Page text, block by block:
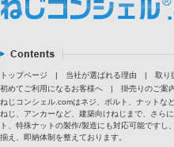
トップページ | 当社が選ばれる理由 | 取り
初めてご利用になるお客様へ
| 掛売りのご案
ねじコンシェル.comはネジ、ボルト、ナットな
ねじ、アンカーなど、建築向けねじまで、さら
ト、特殊ナットの製作/製造にも対応可能です
揃え、即納体制を整えております。